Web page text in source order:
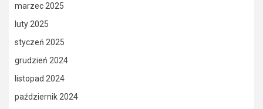
marzec 2025
luty 2025
styczeń 2025
grudzień 2024
listopad 2024
październik 2024